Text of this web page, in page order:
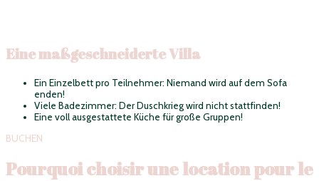
Eine maßgeschneiderte Villa
Ein Einzelbett pro Teilnehmer: Niemand wird auf dem Sofa
enden!
Viele Badezimmer: Der Duschkrieg wird nicht stattfinden!
Eine voll ausgestattete Küche für große Gruppen!
BUCHEN
Pourquoi choisir une location pour le